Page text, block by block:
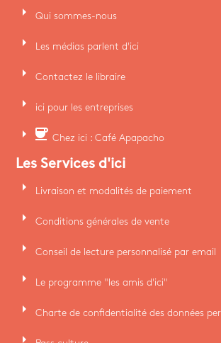
arrow_right Qui sommes-nous
arrow_right Les médias parlent d'ici
arrow_right Contactez le libraire
arrow_right ici pour les entreprises
arrow_right coffee Chez ici : Café Apapacho
Les Services d'ici
arrow_right Livraison et modalités de paiement
arrow_right Conditions générales de vente
arrow_right Conseil de lecture personnalisé par email
arrow_right Le programme "les amis d'ici"
arrow_right Charte de confidentialité des données
arrow_right